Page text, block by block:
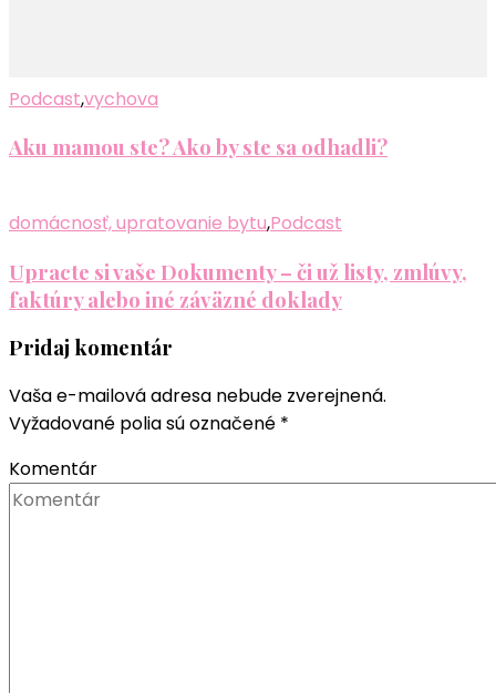
Podcast,vychova
Aku mamou ste? Ako by ste sa odhadli?
domácnosť, upratovanie bytu,Podcast
Upracte si vaše Dokumenty – či už listy, zmlúvy,
faktúry alebo iné záväzné doklady
Pridaj komentár
Vaša e-mailová adresa nebude zverejnená.
Vyžadované polia sú označené *
Komentár